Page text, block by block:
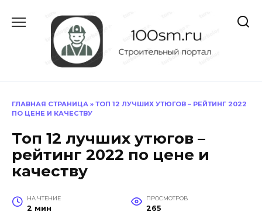
содержанию
ГЛАВНАЯ СТРАНИЦА » ТОП 12 ЛУЧШИХ УТЮГОВ – РЕЙТИНГ 2022
ПО ЦЕНЕ И КАЧЕСТВУ
Топ 12 лучших утюгов –
рейтинг 2022 по цене и
качеству
НА ЧТЕНИЕ
2 мин
ПРОСМОТРОВ
265